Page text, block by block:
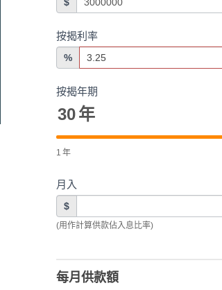
按揭利率
%
按揭年期
30年
1 年
月入
$
(用作計算供款佔入息比率)
每月供款額